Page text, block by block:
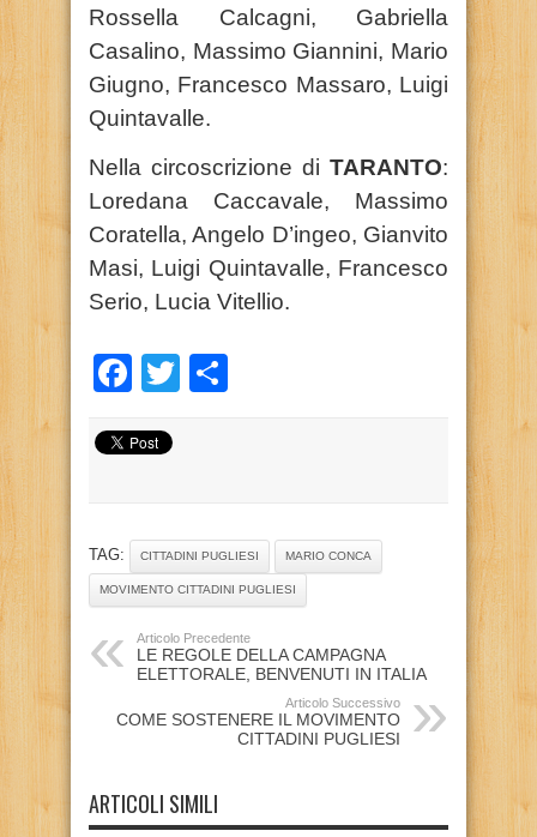
Rossella Calcagni, Gabriella
Casalino, Massimo Giannini, Mario
Giugno, Francesco Massaro, Luigi
Quintavalle.
Nella circoscrizione di TARANTO:
Loredana Caccavale, Massimo
Coratella, Angelo D’ingeo, Gianvito
Masi, Luigi Quintavalle, Francesco
Serio, Lucia Vitellio.
Facebook
Twitter
TAG: CITTADINI PUGLIESI MARIO CONCA
MOVIMENTO CITTADINI PUGLIESI
Articolo Precedente
LE REGOLE DELLA CAMPAGNA
ELETTORALE, BENVENUTI IN ITALIA
Articolo Successivo
COME SOSTENERE IL MOVIMENTO
CITTADINI PUGLIESI
ARTICOLI SIMILI